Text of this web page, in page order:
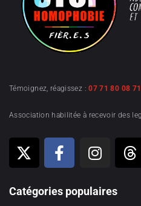
Témoignez, réagissez :07 71 80 08 71
Association habilitée à recevoir des
Catégories populaires